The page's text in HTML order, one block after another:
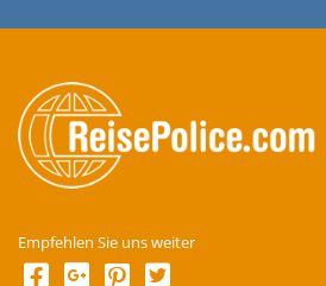
Empfehlen Sie uns weiter